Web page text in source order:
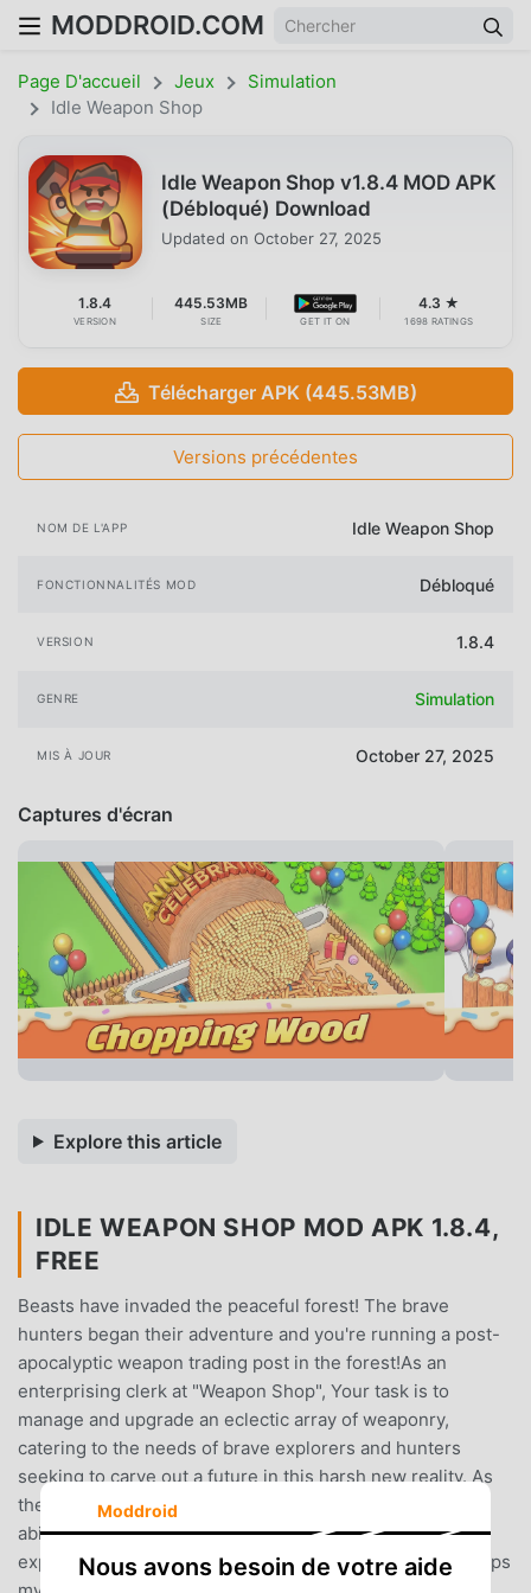
MODDROID.COM
Page D'accueil Jeux
Simulation
Idle Weapon Shop
Idle Weapon Shop v1.8.4 MOD APK
(Débloqué) Download
Updated on October 27, 2025
1.8.4
VERSION
445.53MB
SIZE GET IT ON
4.3 ★
1698 RATINGS
Télécharger APK (445.53MB)
Versions précédentes
NOM DE L'APP Idle Weapon Shop
FONCTIONNALITÉS MOD Débloqué
VERSION 1.8.4
GENRE Simulation
MIS À JOUR October 27, 2025
Captures d'écran
Explore this article
IDLE WEAPON SHOP MOD APK 1.8.4,
FREE
Beasts have invaded the peaceful forest! The brave
hunters began their adventure and you're running a post-
apocalyptic weapon trading post in the forest!As an
enterprising clerk at "Weapon Shop", Your task is to
manage and upgrade an eclectic array of weaponry,
catering to the needs of brave explorers and hunters
seeking to carve out a future in this harsh new reality. As
the tycoon of your weapon shop, success lies in your
ability to balance crafting, sales, and upgrades, all while
expanding your business empire.When night falls, perhaps
Moddroid
Nous avons besoin de votre aide